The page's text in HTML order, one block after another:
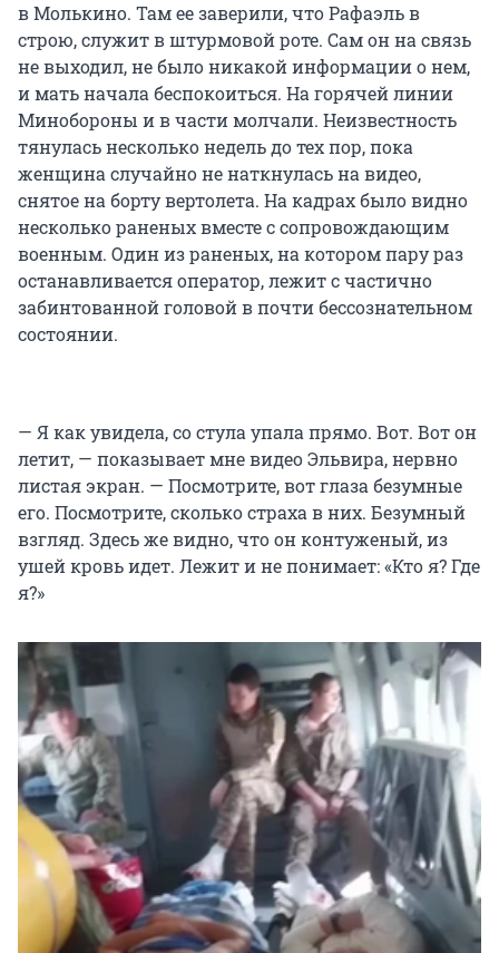
в Молькино. Там ее заверили, что Рафаэль в
строю, служит в штурмовой роте. Сам он на связь
не выходил, не было никакой информации о нем,
и мать начала беспокоиться. На горячей линии
Минобороны и в части молчали. Неизвестность
тянулась несколько недель до тех пор, пока
женщина случайно не наткнулась на видео,
снятое на борту вертолета. На кадрах было видно
несколько раненых вместе с сопровождающим
военным. Один из раненых, на котором пару раз
останавливается оператор, лежит с частично
забинтованной головой в почти бессознательном
состоянии.
— Я как увидела, со стула упала прямо. Вот. Вот он
летит, — показывает мне видео Эльвира, нервно
листая экран. — Посмотрите, вот глаза безумные
его. Посмотрите, сколько страха в них. Безумный
взгляд. Здесь же видно, что он контуженый, из
ушей кровь идет. Лежит и не понимает: «Кто я? Где
я?»